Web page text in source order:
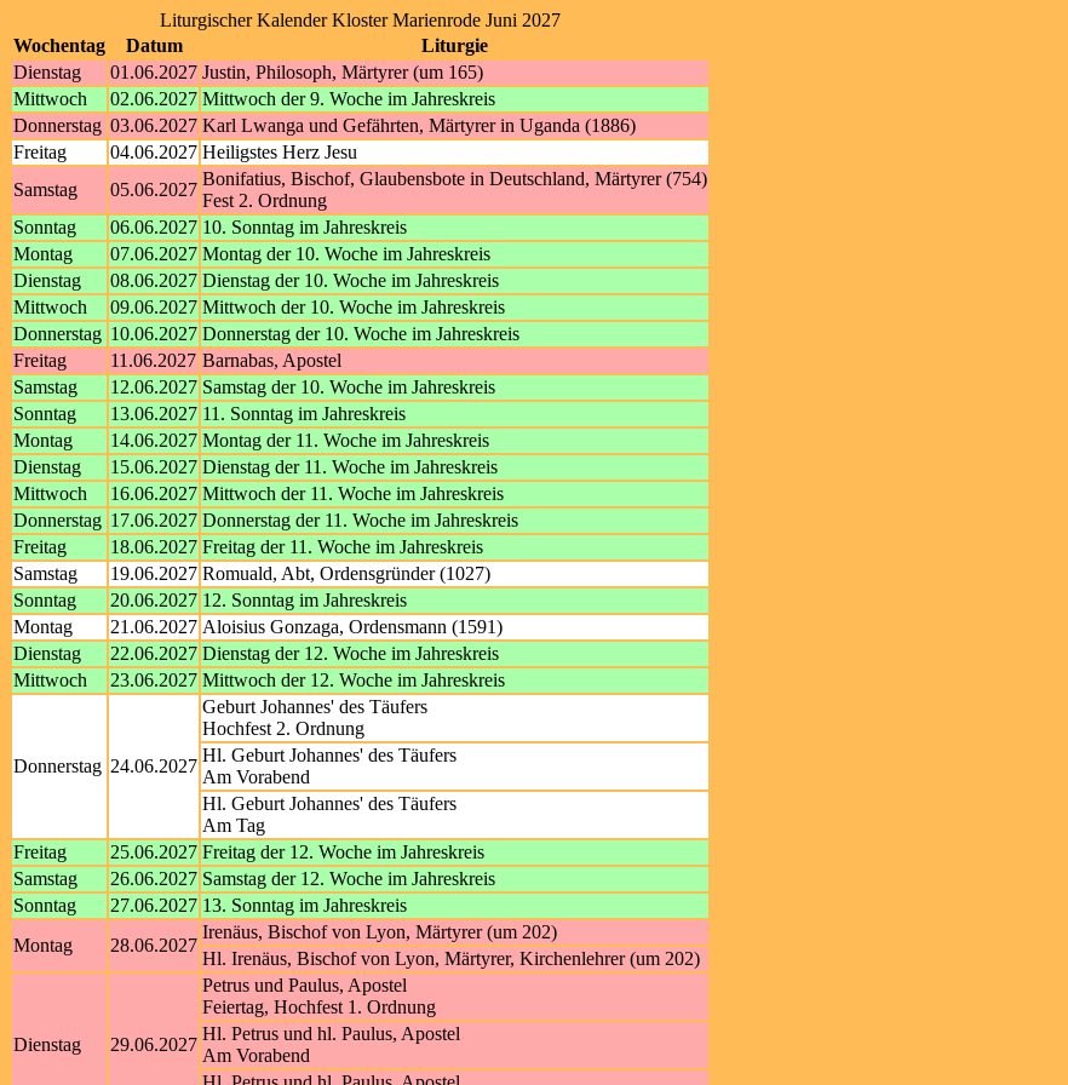
Liturgischer Kalender Kloster Marienrode Juni 2027
Wochentag
Datum
Liturgie
Dienstag
01.06.2027 Justin, Philosoph, Märtyrer (um 165)
Mittwoch
02.06.2027 Mittwoch der 9. Woche im Jahreskreis
Donnerstag 03.06.2027 Karl Lwanga und Gefährten, Märtyrer in Uganda (1886)
Freitag
04.06.2027 Heiligstes Herz Jesu
Samstag
05.06.2027
Bonifatius, Bischof, Glaubensbote in Deutschland, Märtyrer (754)
Fest 2. Ordnung
Sonntag
06.06.2027 10. Sonntag im Jahreskreis
Montag
07.06.2027 Montag der 10. Woche im Jahreskreis
Dienstag
08.06.2027 Dienstag der 10. Woche im Jahreskreis
Mittwoch
09.06.2027 Mittwoch der 10. Woche im Jahreskreis
Donnerstag 10.06.2027 Donnerstag der 10. Woche im Jahreskreis
Freitag
11.06.2027 Barnabas, Apostel
Samstag
12.06.2027 Samstag der 10. Woche im Jahreskreis
Sonntag
13.06.2027 11. Sonntag im Jahreskreis
Montag
14.06.2027 Montag der 11. Woche im Jahreskreis
Dienstag
15.06.2027 Dienstag der 11. Woche im Jahreskreis
Mittwoch
16.06.2027 Mittwoch der 11. Woche im Jahreskreis
Donnerstag 17.06.2027 Donnerstag der 11. Woche im Jahreskreis
Freitag
18.06.2027 Freitag der 11. Woche im Jahreskreis
Samstag
19.06.2027 Romuald, Abt, Ordensgründer (1027)
Sonntag
20.06.2027 12. Sonntag im Jahreskreis
Montag
21.06.2027 Aloisius Gonzaga, Ordensmann (1591)
Dienstag
22.06.2027 Dienstag der 12. Woche im Jahreskreis
Mittwoch
23.06.2027 Mittwoch der 12. Woche im Jahreskreis
Donnerstag 24.06.2027
Geburt Johannes' des Täufers
Hochfest 2. Ordnung
Hl. Geburt Johannes' des Täufers
Am Vorabend
Hl. Geburt Johannes' des Täufers
Am Tag
Freitag
25.06.2027 Freitag der 12. Woche im Jahreskreis
Samstag
26.06.2027 Samstag der 12. Woche im Jahreskreis
Sonntag
27.06.2027 13. Sonntag im Jahreskreis
Montag
28.06.2027
Irenäus, Bischof von Lyon, Märtyrer (um 202)
Hl. Irenäus, Bischof von Lyon, Märtyrer, Kirchenlehrer (um 202)
Dienstag 29.06.2027
Petrus und Paulus, Apostel
Feiertag, Hochfest 1. Ordnung
Hl. Petrus und hl. Paulus, Apostel
Am Vorabend